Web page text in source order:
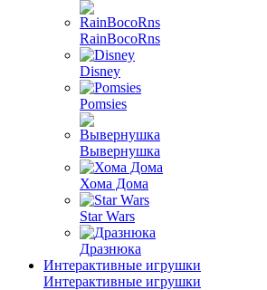
RainBocoRns
Disney
Pomsies
Вывернушка
Хома Дома
Star Wars
Дразнюка
Интерактивные игрушки
Интерактивные игрушки